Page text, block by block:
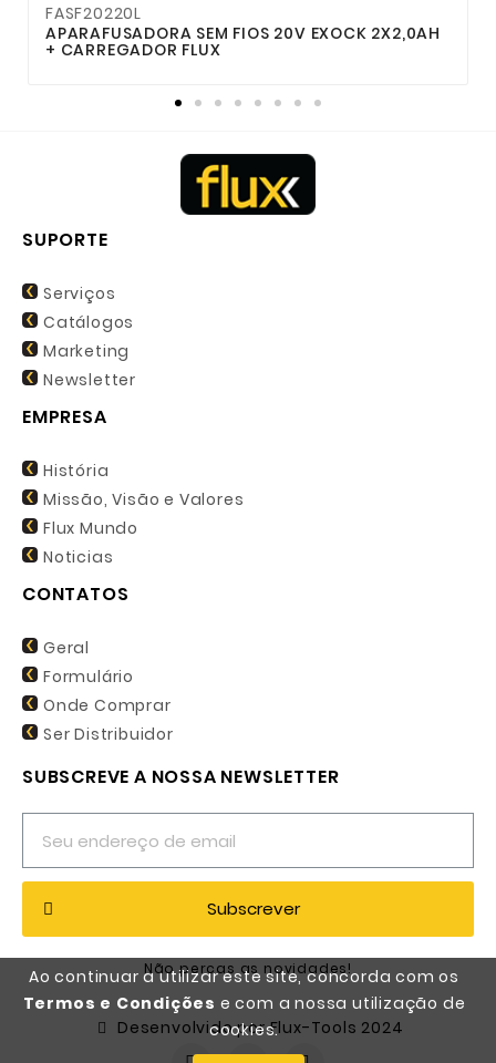
Ao continuar a utilizar este site, concorda com os
Termos e Condições e com a nossa utilização de
cookies.
FASF20220L
APARAFUSADORA SEM FIOS 20V EXOCK 2X2,0AH
+ CARREGADOR FLUX
SUPORTE
Serviços
Catálogos
Marketing
Newsletter
EMPRESA
História
Missão, Visão e Valores
Flux Mundo
Noticias
CONTATOS
Geral
Formulário
Onde Comprar
Ser Distribuidor
SUBSCREVE A NOSSA NEWSLETTER
Subscrever
Não percas as novidades!
Desenvolvido por Flux-Tools 2024